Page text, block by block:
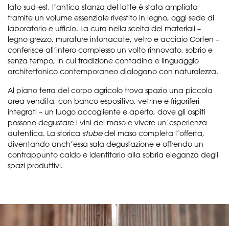
lato sud-est, l’antica stanza del latte è stata ampliata
tramite un volume essenziale rivestito in legno, oggi sede di
laboratorio e ufficio. La cura nella scelta dei materiali –
legno grezzo, murature intonacate, vetro e acciaio Corten –
conferisce all’intero complesso un volto rinnovato, sobrio e
senza tempo, in cui tradizione contadina e linguaggio
architettonico contemporaneo dialogano con naturalezza.
Al piano terra del corpo agricolo trova spazio una piccola
area vendita, con banco espositivo, vetrine e frigoriferi
integrati – un luogo accogliente e aperto, dove gli ospiti
possono degustare i vini del maso e vivere un’esperienza
autentica. La storica stubedel maso completa l’offerta,
diventando anch’essa sala degustazione e offrendo un
contrappunto caldo e identitario alla sobria eleganza degli
spazi produttivi.